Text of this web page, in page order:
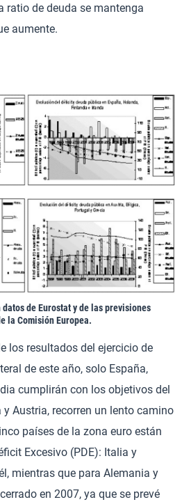
ratio de deuda se mantenga
aumente.
de Eurostat y de las previsiones
la Comisión Europea.
los resultados del ejercicio de
de este año, solo España,
cumplirán con los objetivos del
y Austria, recorren un lento camino
países de la zona euro están
Excesivo (PDE): Italia y
mientras que para Alemania y
en 2007, ya que se prevé